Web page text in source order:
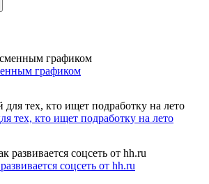
графиком
тех, кто ищет подработку на лето
соцсеть от hh.ru